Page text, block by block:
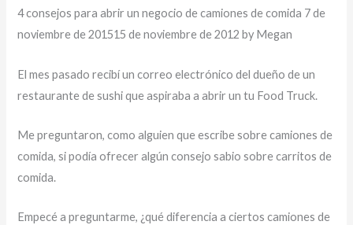
4 consejos para abrir un negocio de camiones de comida 7 de
noviembre de 201515 de noviembre de 2012 by Megan
El mes pasado recibí un correo electrónico del dueño de un
restaurante de sushi que aspiraba a abrir un tu Food Truck.
Me preguntaron, como alguien que escribe sobre camiones de
comida, si podía ofrecer algún consejo sabio sobre carritos de
comida.
Empecé a preguntarme, ¿qué diferencia a ciertos camiones de